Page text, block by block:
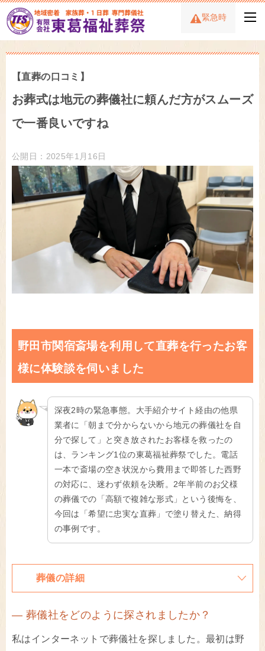
緊急時
【直葬の口コミ】
お葬式は地元の葬儀社に頼んだ方がスムーズ
で一番良いですね
公開日：2025年1月16日
野田市関宿斎場を利用して直葬を行ったお客
様に体験談を伺いました
深夜2時の緊急事態。大手紹介サイト経由の他県
業者に「朝まで分からないから地元の葬儀社を自
分で探して」と突き放されたお客様を救ったの
は、ランキング1位の東葛福祉葬祭でした。電話
一本で斎場の空き状況から費用まで即答した西野
の対応に、迷わず依頼を決断。2年半前のお父様
の葬儀での「高額で複雑な形式」という後悔を、
今回は「希望に忠実な直葬」で塗り替えた、納得
の事例です。
葬儀の詳細
― 葬儀社をどのように探されましたか？
私はインターネットで葬儀社を探しました。最初は野